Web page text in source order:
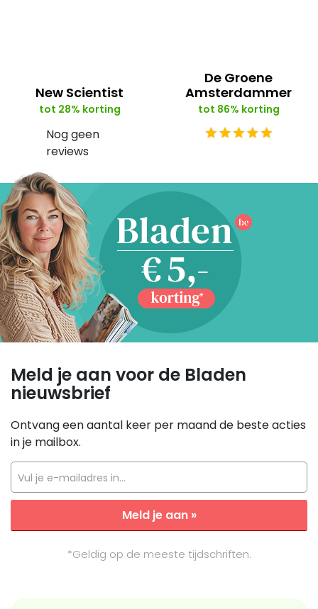
New Scientist
tot 28% korting
Nog geen
reviews
De Groene
Amsterdammer
tot 86% korting
Meld je aan voor de Bladen
nieuwsbrief
Ontvang een aantal keer per maand de beste acties
in je mailbox.
Vul je e-mailadres in...
Meld je aan »
*Geldig op de meeste tijdschriften.